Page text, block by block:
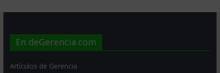
En deGerencia.com
Artículos de Gerencia